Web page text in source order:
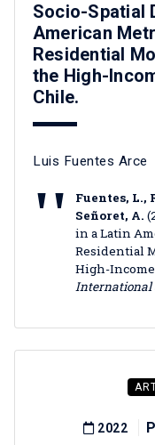
Socio-Spatial
American
Residential
the High-
Chile.
Luis Fuentes Arce
Fuentes, L.,
Señoret, A.
in a Latin
Residential
High-Income
International
2022